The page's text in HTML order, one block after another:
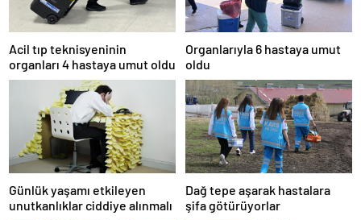
Acil tıp teknisyeninin
organları 4 hastaya umut oldu
Organlarıyla 6 hastaya umut
oldu
Günlük yaşamı etkileyen
unutkanlıklar ciddiye alınmalı
Dağ tepe aşarak hastalara
şifa götürüyorlar